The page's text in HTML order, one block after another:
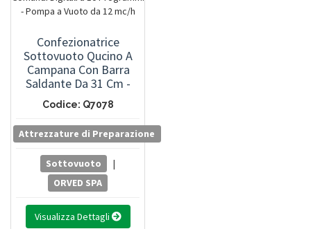
Confezionatrice
Sottovuoto Qucino A
Campana Con Barra
Saldante Da 31 Cm -
Disaereazione Modulare
- Comandi Digitali A 10
Programmi - Pompa A
Vuoto Da 12 Mc/h
Codice: Q7078
Attrezzature di Preparazione
Sottovuoto
|
ORVED SPA
Visualizza Dettagli